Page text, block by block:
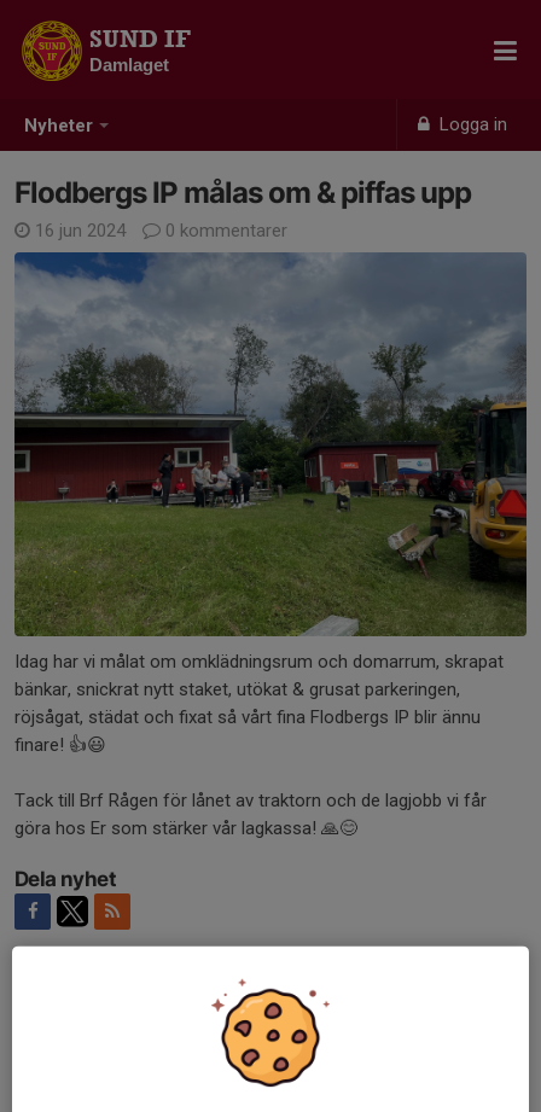
Nyheter Logga in
SUND IF
Damlaget
Flodbergs IP målas om & piffas upp
16 jun 2024 0 kommentarer
Idag har vi målat om omklädningsrum och domarrum, skrapat
bänkar, snickrat nytt staket, utökat & grusat parkeringen,
röjsågat, städat och fixat så vårt fina Flodbergs IP blir ännu
finare! 👍😃
Tack till Brf Rågen för lånet av traktorn och de lagjobb vi får
göra hos Er som stärker vår lagkassa! 🙏😊
Dela nyhet